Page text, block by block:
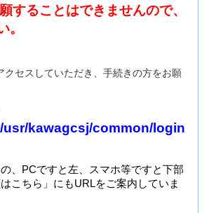
することはできませんので、
。
クセスしていただき、手続きの方をお願
kawagcsj/common/login
、PCですと左、スマホ等ですと下部
こちら」にもURLをご案内していま